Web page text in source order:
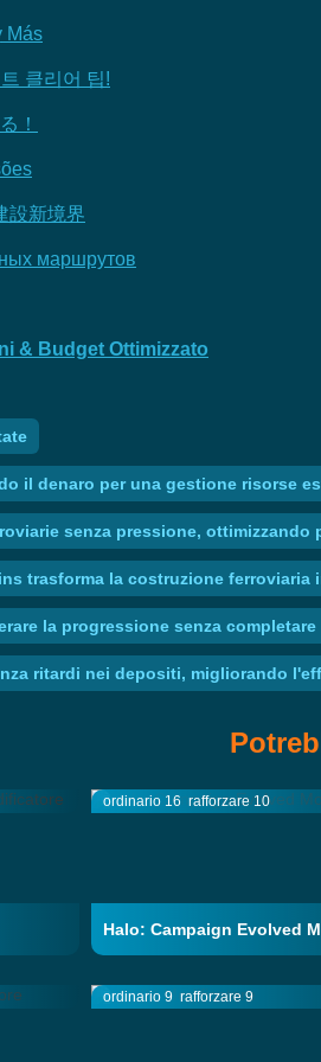
Más
클리어 팁!
！
設新境界
маршрутов
& Budget Ottimizzato
il denaro per una gestione risorse
senza pressione,
trasforma la costruzione ferroviaria
la progressione senza
ritardi nei depositi, migliorando
ordinario 16 rafforzare 10
Halo: Campaign Evolved
ordinario 9 rafforzare 9